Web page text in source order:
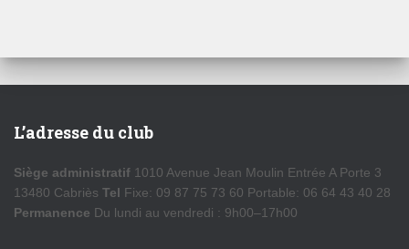
L’adresse du club
Siège administratif 1010 Avenue Jean Moulin Entrée A Porte 3
13480 Cabriès Tel Fixe: 09 87 75 73 60 Portable: 06 64 43 40 28
Permanence Du lundi au vendredi : 9h00–17h00